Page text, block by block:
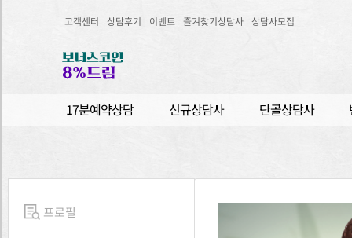
고객센터 상담후기 이벤트 즐겨찾기상담사 상담사모집
17분예약상담 신규상담사 단골상담사
프로필